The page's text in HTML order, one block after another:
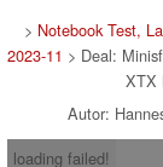
> Notebook Test,
2023-11 > Deal:
XTX
Autor:
loading failed!